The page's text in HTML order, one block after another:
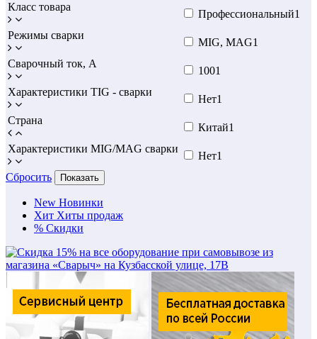
Класс товара
Профессиональный1
Режимы сварки
MIG, MAG1
Сварочный ток, А
1001
Характеристики TIG - сварки
Нет1
Страна
Китай1
Характеристики MIG/MAG сварки
Нет1
Сбросить
Показать
New Новинки
Хит Хиты продаж
% Скидки